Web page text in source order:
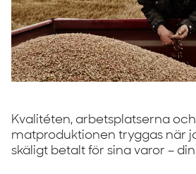
Kvalitéten, arbetsplatserna
matproduktionen tryggas när
skäligt betalt för sina varor –